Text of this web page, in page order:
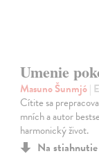
Umenie
Masuno Šunmjó|
Cítite sa
mních a autor
harmonický život.
Na